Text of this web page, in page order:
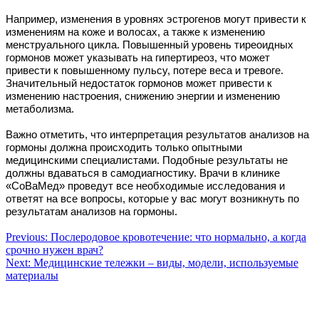
Например, изменения в уровнях эстрогенов могут привести к
изменениям на коже и волосах, а также к изменению
менструального цикла. Повышенный уровень тиреоидных
гормонов может указывать на гипертиреоз, что может
привести к повышенному пульсу, потере веса и тревоге.
Значительный недостаток гормонов может привести к
изменению настроения, снижению энергии и изменению
метаболизма.
Важно отметить, что интерпретация результатов анализов на
гормоны должна происходить только опытными
медицинскими специалистами. Подобные результаты не
должны вдаваться в самодиагностику. Врачи в клинике
«СоВаМед» проведут все необходимые исследования и
ответят на все вопросы, которые у вас могут возникнуть по
результатам анализов на гормоны.
Навигация
по
записям
Previous: Послеродовое кровотечение: что нормально, а когда
срочно нужен врач?
Next: Медицинские тележки – виды, модели, используемые
материалы